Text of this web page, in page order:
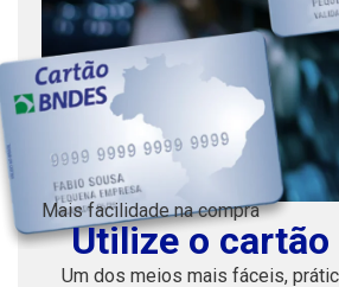
Mais facilidade na compra
Utilize o cartão
Um dos meios mais fáceis,